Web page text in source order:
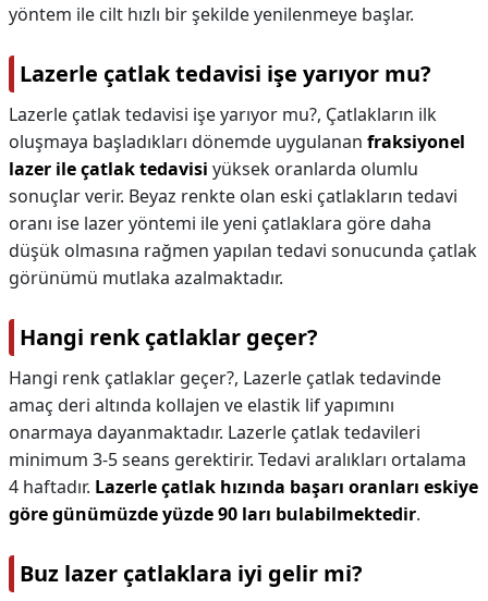
yöntem ile cilt hızlı bir şekilde yenilenmeye başlar.
Lazerle çatlak tedavisi işe yarıyor mu?
Lazerle çatlak tedavisi işe yarıyor mu?, Çatlakların ilk
oluşmaya başladıkları dönemde uygulanan fraksiyonel
lazer ile çatlak tedavisi yüksek oranlarda olumlu
sonuçlar verir. Beyaz renkte olan eski çatlakların tedavi
oranı ise lazer yöntemi ile yeni çatlaklara göre daha
düşük olmasına rağmen yapılan tedavi sonucunda çatlak
görünümü mutlaka azalmaktadır.
Hangi renk çatlaklar geçer?
Hangi renk çatlaklar geçer?, Lazerle çatlak tedavinde
amaç deri altında kollajen ve elastik lif yapımını
onarmaya dayanmaktadır. Lazerle çatlak tedavileri
minimum 3-5 seans gerektirir. Tedavi aralıkları ortalama
4 haftadır. Lazerle çatlak hızında başarı oranları eskiye
göre günümüzde yüzde 90 ları bulabilmektedir.
Buz lazer çatlaklara iyi gelir mi?